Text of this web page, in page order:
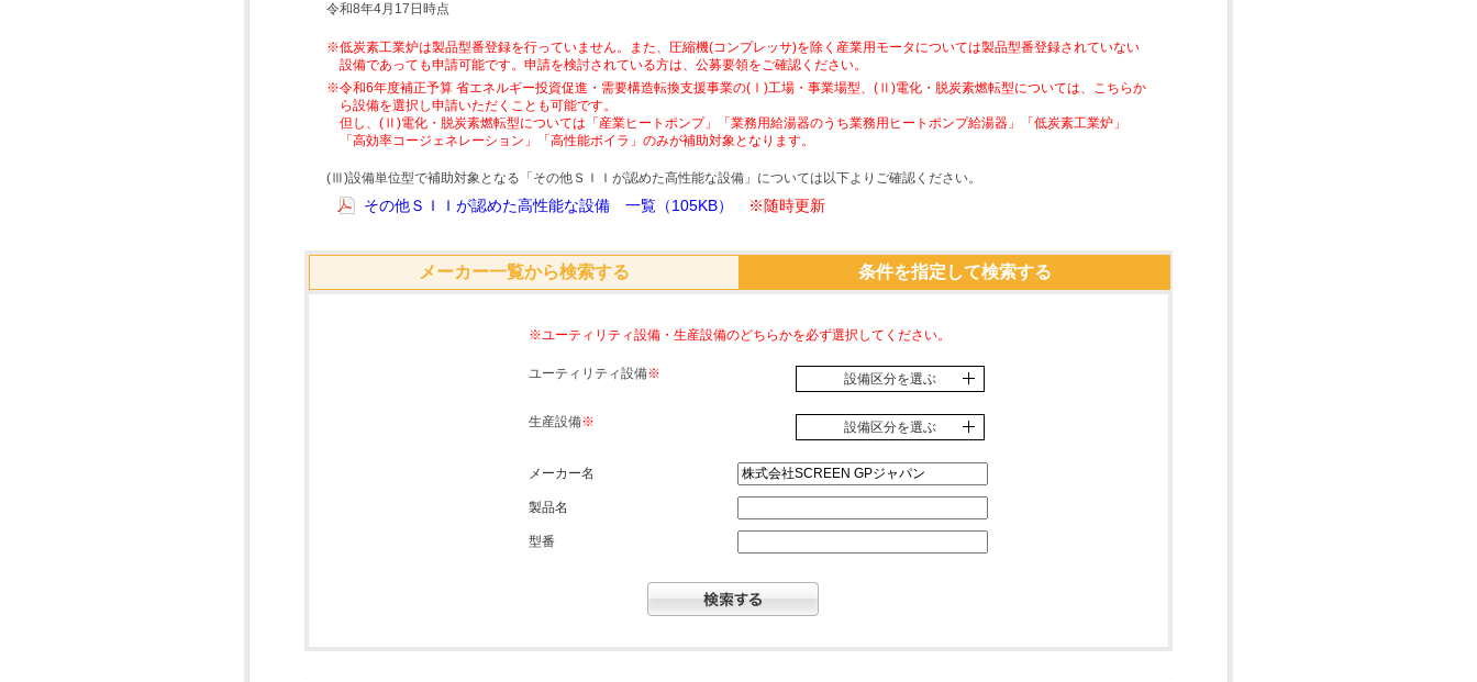
令和8年4月17日時点
※低炭素工業炉は製品型番登録を行っていません。また、圧縮機(コンプレッサ)を除く産業用モータについては製品型番登録されていない
設備であっても申請可能です。申請を検討されている方は、公募要領をご確認ください。
※令和6年度補正予算 省エネルギー投資促進・需要構造転換支援事業の(Ⅰ)工場・事業場型、(Ⅱ)電化・脱炭素燃転型については、こちらか
ら設備を選択し申請いただくことも可能です。
但し、(Ⅱ)電化・脱炭素燃転型については「産業ヒートポンプ」「業務用給湯器のうち業務用ヒートポンプ給湯器」「低炭素工業炉」
「高効率コージェネレーション」「高性能ボイラ」のみが補助対象となります。
(Ⅲ)設備単位型で補助対象となる「その他ＳＩＩが認めた高性能な設備」については以下よりご確認ください。
その他ＳＩＩが認めた高性能な設備 一覧（105KB） ※随時更新
メーカー一覧から検索する 条件を指定して検索する
※ユーティリティ設備・生産設備のどちらかを必ず選択してください。
ユーティリティ設備※ 設備区分を選ぶ
生産設備※ 設備区分を選ぶ
メーカー名
製品名
型番